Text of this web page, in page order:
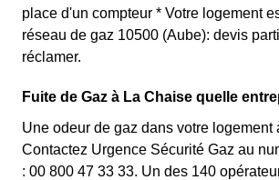
place d'un compteur * Votre logement
réseau de gaz 10500 (Aube): devis
réclamer.
Fuite de Gaz à La Chaise quelle
Une odeur de gaz dans votre logement
Contactez Urgence Sécurité Gaz au
: 00 800 47 33 33. Un des 140